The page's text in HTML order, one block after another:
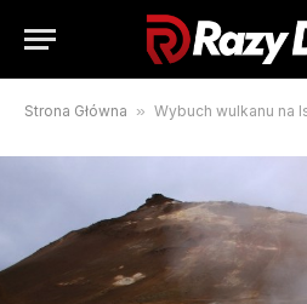
Strona Główna » Wybuch wulkanu na